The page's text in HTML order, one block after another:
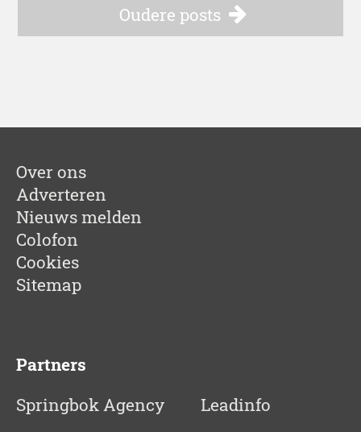
Oudere posts
Over ons
Adverteren
Nieuws melden
Colofon
Cookies
Sitemap
Partners
Springbok Agency
Leadinfo